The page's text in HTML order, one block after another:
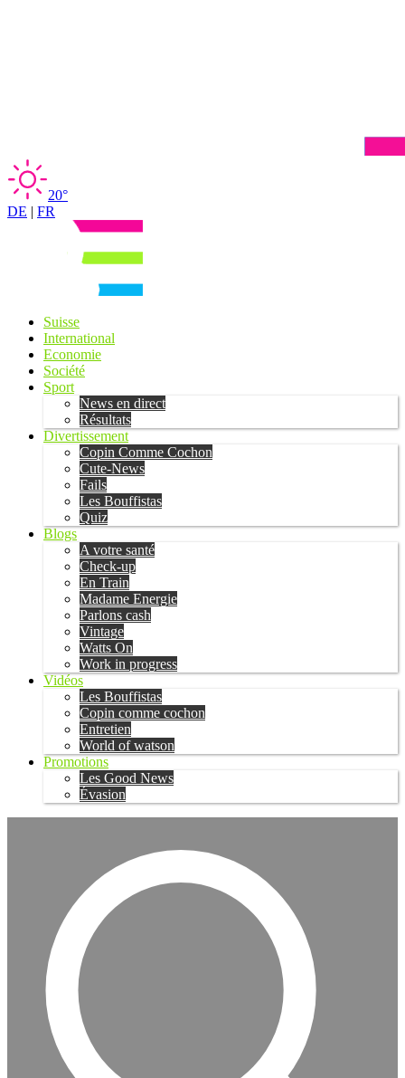
20°
DE | FR
Suisse
International
Economie
Société
Sport
News en direct
Résultats
Divertissement
Copin Comme Cochon
Cute-News
Fails
Les Bouffistas
Quiz
Blogs
A votre santé
Check-up
En Train
Madame Energie
Parlons cash
Vintage
Watts On
Work in progress
Vidéos
Les Bouffistas
Copin comme cochon
Entretien
World of watson
Promotions
Les Good News
Évasion